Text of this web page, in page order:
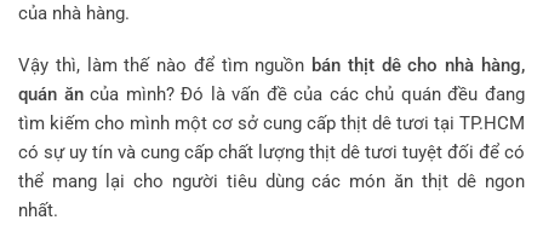
của nhà hàng.
Vậy thì, làm thế nào để tìm nguồn bán thịt dê cho nhà hàng,
quán ăncủa mình? Đó là vấn đề của các chủ quán đều đang
tìm kiếm cho mình một cơ sở cung cấp thịt dê tươi tại TP.HCM
có sự uy tín và cung cấp chất lượng thịt dê tươi tuyệt đối để có
thể mang lại cho người tiêu dùng các món ăn thịt dê ngon
nhất.